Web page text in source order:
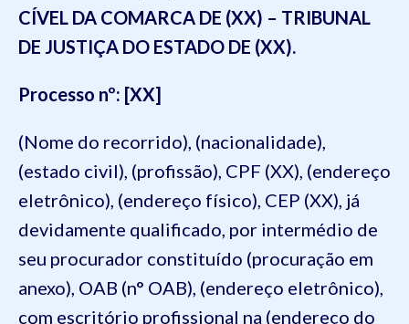
CÍVEL DA COMARCA DE (XX) – TRIBUNAL
DE JUSTIÇA DO ESTADO DE (XX).
Processo nº: [XX]
(Nome do recorrido), (nacionalidade),
(estado civil), (profissão), CPF (XX), (endereço
eletrônico), (endereço físico), CEP (XX), já
devidamente qualificado, por intermédio de
seu procurador constituído (procuração em
anexo), OAB (n° OAB), (endereço eletrônico),
com escritório profissional na (endereço do